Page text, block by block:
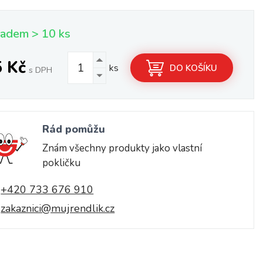
> 10 ks
Kč s DPH ks DO KOŠÍKU
Rád pomůžu
Znám všechny produkty jako vlastní
pokličku
+420 733 676 910
zakaznici@mujrendlik.cz